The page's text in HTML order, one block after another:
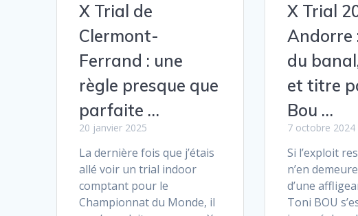
X Trial de
Clermont-
Ferrand : une
règle presque que
parfaite …
20 janvier 2025
La dernière fois que j’étais
allé voir un trial indoor
comptant pour le
Championnat du Monde, il
X Trial
Andorre
du
et titre
Bou …
7 octobre 2024
Si l’exploit
n’en
d’une
Toni BOU